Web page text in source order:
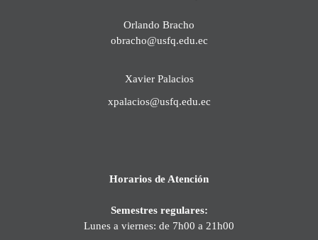
Orlando Bracho
obracho@usfq.edu.ec
Xavier Palacios
xpalacios@usfq.edu.ec
Horarios de Atención
Semestres regulares:
Lunes a viernes: de 7h00 a 21h00